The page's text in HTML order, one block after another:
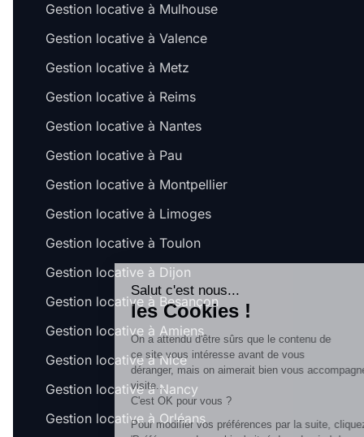
Gestion locative à Mulhouse
Gestion locative à Valence
Gestion locative à Metz
Gestion locative à Reims
Gestion locative à Nantes
Gestion locative à Pau
Gestion locative à Montpellier
Gestion locative à Limoges
Gestion locative à Toulon
Gestion locative à Dijon
Gestion locative à Besançon
Gestion locative à Amiens
Gestion locative à Nice
Gestion locative à Nancy
Gestion locative à Orléans
les Cookies !
On a attendu d'être sûrs que le contenu de
ce site vous intéresse avant de vous
déranger, mais on aimerait bien vous accompagner pendant votre
visite...
Pour modifier vos préférences par la suite, cliquez sur le lien